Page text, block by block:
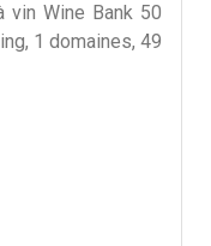
vin Wine Bank 50
1 domaines, 49